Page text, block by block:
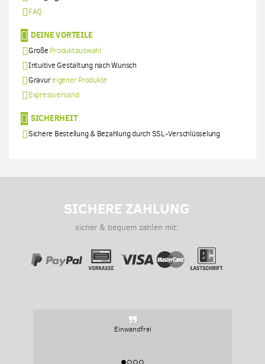
FAQ
DEINE VORTEILE
Große Produktauswahl
Intuitive Gestaltung nach Wunsch
Gravureigener Produkte
Expressversand
SICHERHEIT
Sichere Bestellung & Bezahlung durch SSL-Verschlüsselung
SICHERE ZAHLUNG
sicher & bequem zahlen mit:
Sehr persoenlich, sehr flexibel.